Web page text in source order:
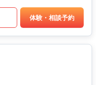
体験・相談予約